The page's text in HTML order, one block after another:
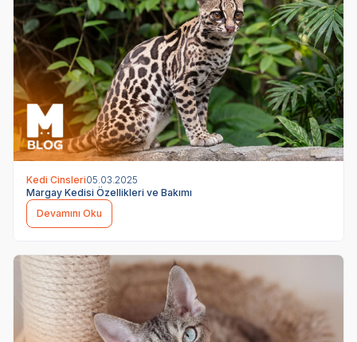
Kedi Cinsleri05.03.2025
Margay Kedisi Özellikleri ve Bakımı
Devamını Oku